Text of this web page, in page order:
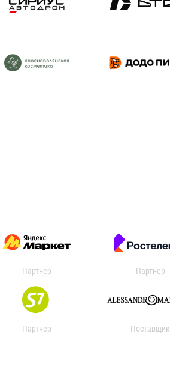
Партнер Партнер
Партнер Поставщик